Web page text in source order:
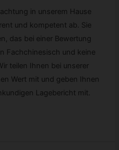
in unserem Hause
und kompetent ab. Sie
das bei einer Bewertung
Fachchinesisch und keine
teilen Ihnen bei unserer
Wert mit und geben Ihnen
Lagebericht mit.